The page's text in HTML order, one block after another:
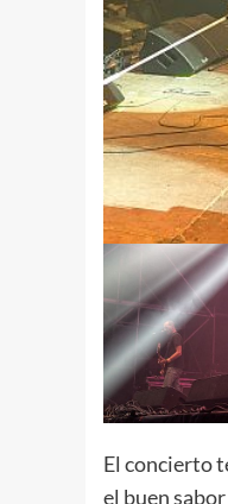
El concierto
el buen